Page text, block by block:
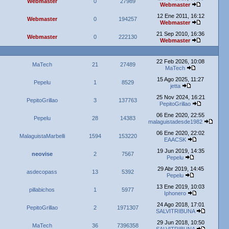
Webmaster
Webmaster 0 194257
12 Ene 2011, 16:12
Webmaster
Webmaster 0 222130
21 Sep 2010, 16:36
Webmaster
MaTech 21 27489
22 Feb 2026, 10:08
MaTech
Pepelu 1 8529
15 Ago 2025, 11:27
jetta
PepitoGrillao 3 137763
25 Nov 2024, 16:21
PepitoGrillao
Pepelu 28 14383
06 Ene 2020, 22:55
malaguistadesde1982
MalaguistaMarbelli 1594 153220
06 Ene 2020, 22:02
EAACSK
neovise 2 7567
19 Jun 2019, 14:35
Pepelu
asdecopass 13 5392
29 Abr 2019, 14:45
Pepelu
pillabichos 1 5977
13 Ene 2019, 10:03
Iphonero
PepitoGrillao 2 1971307
24 Ago 2018, 17:01
SALVITRIBUNA
MaTech 36 7396358
29 Jun 2018, 10:50